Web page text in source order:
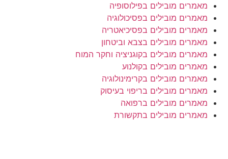
מאמרים מובילים בפילוסופיה
מאמרים מובילים בפסיכולוגיה
מאמרים מובילים בפסיכיאטריה
מאמרים מובילים בצבא וביטחון
מאמרים מובילים בקוגניציה וחקר המוח
מאמרים מובילים בקולנוע
מאמרים מובילים בקרימינולוגיה
מאמרים מובילים בריפוי בעיסוק
מאמרים מובילים ברפואה
מאמרים מובילים בתקשורת